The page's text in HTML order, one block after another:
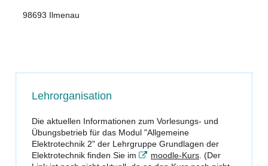
98693 Ilmenau
Lehrorganisation
Die aktuellen Informationen zum Vorlesungs- und
Übungsbetrieb für das Modul "Allgemeine
Elektrotechnik 2" der Lehrgruppe Grundlagen der
Elektrotechnik finden Sie im
moodle-Kurs . (Der